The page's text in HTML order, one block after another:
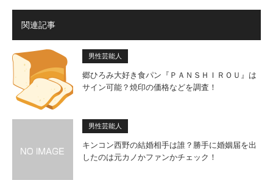
関連記事
男性芸能人
郷ひろみ大好き食パン『ＰＡＮＳＨＩＲＯＵ』は
サイン可能？焼印の価格などを調査！
男性芸能人
キンコン西野の結婚相手は誰？勝手に婚姻届を出
したのは元カノかファンかチェック！